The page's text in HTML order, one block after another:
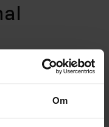
Om
politisk rådgiver,
har
norske
og
et bredt
Norge i